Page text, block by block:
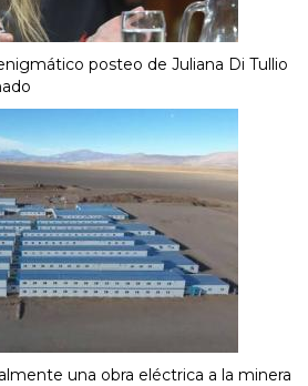
posteo de Juliana Di Tullio
una obra eléctrica a la minera